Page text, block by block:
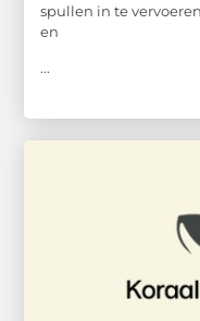
spullen in te
en
...